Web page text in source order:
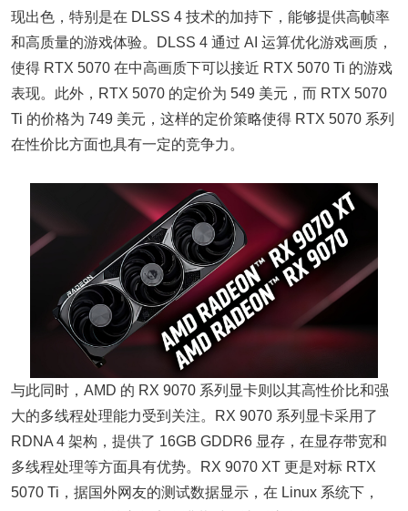
现出色，特别是在 DLSS 4 技术的加持下，能够提供高帧率
和高质量的游戏体验。DLSS 4 通过 AI 运算优化游戏画质，
使得 RTX 5070 在中高画质下可以接近 RTX 5070 Ti 的游戏
表现。此外，RTX 5070 的定价为 549 美元，而 RTX 5070
Ti 的价格为 749 美元，这样的定价策略使得 RTX 5070 系列
在性价比方面也具有一定的竞争力。
与此同时，AMD 的 RX 9070 系列显卡则以其高性价比和强
大的多线程处理能力受到关注。RX 9070 系列显卡采用了
RDNA 4 架构，提供了 16GB GDDR6 显存，在显存带宽和
多线程处理等方面具有优势。RX 9070 XT 更是对标 RTX
5070 Ti，据国外网友的测试数据显示，在 Linux 系统下，